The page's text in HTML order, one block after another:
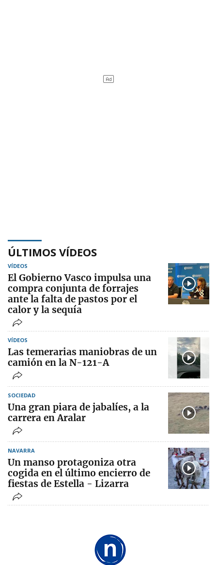
ÚLTIMOS VÍDEOS
VÍDEOS
El Gobierno Vasco impulsa una
compra conjunta de forrajes
ante la falta de pastos por el
calor y la sequía
VÍDEOS
Las temerarias maniobras de un
camión en la N-121-A
SOCIEDAD
Una gran piara de jabalíes, a la
carrera en Aralar
NAVARRA
Un manso protagoniza otra
cogida en el último encierro de
fiestas de Estella - Lizarra